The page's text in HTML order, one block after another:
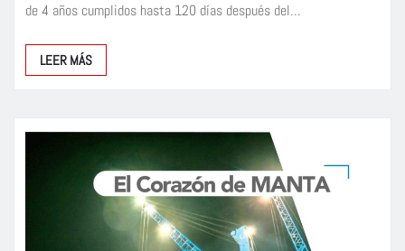
de 4 años cumplidos hasta 120 días después del…
LEER MÁS